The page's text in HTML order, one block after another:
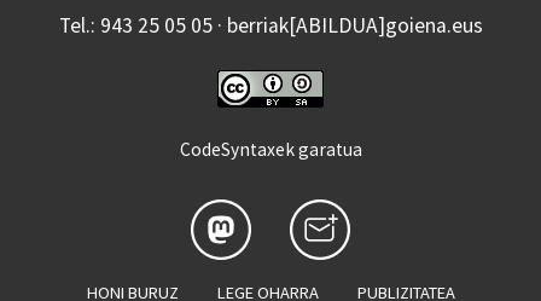
Tel.: 943 25 05 05 · berriak[ABILDUA]goiena.eus
CodeSyntaxek garatua
HONI BURUZ LEGE OHARRA PUBLIZITATEA